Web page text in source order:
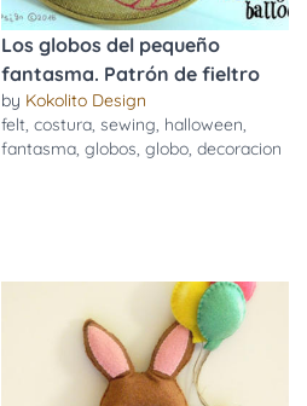
Los globos del pequeño
fantasma. Patrón de fieltro
by Kokolito Design
felt, costura, sewing, halloween,
fantasma, globos, globo, decoracion